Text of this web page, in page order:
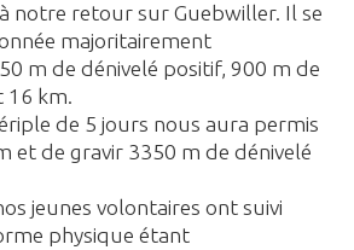
notre retour sur Guebwiller. Il se
majoritairement
m de dénivelé positif, 900 m de
16 km.
de 5 jours nous aura permis
et de gravir 3350 m de dénivelé
jeunes volontaires ont suivi
physique étant